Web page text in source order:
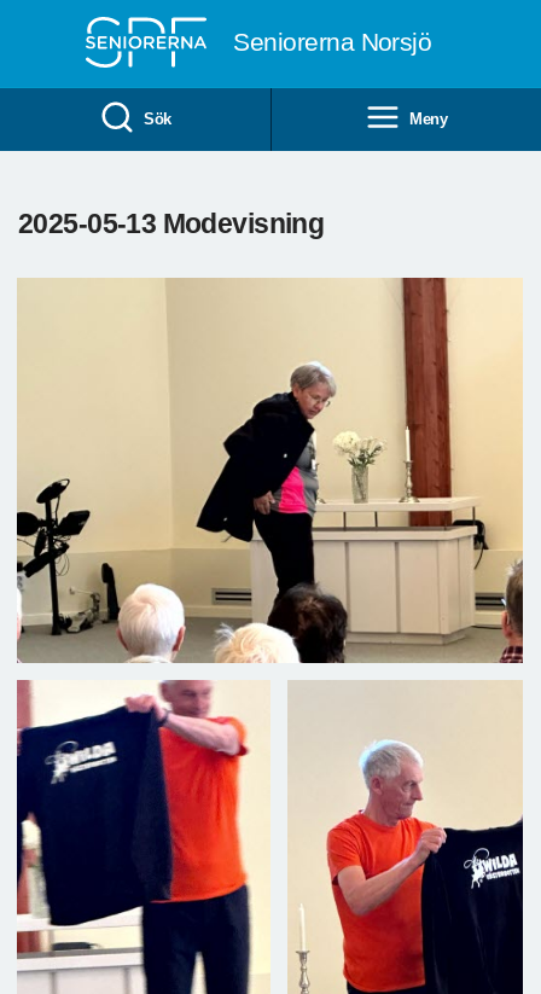
Seniorerna Norsjö
Sök Meny
2025-05-13 Modevisning